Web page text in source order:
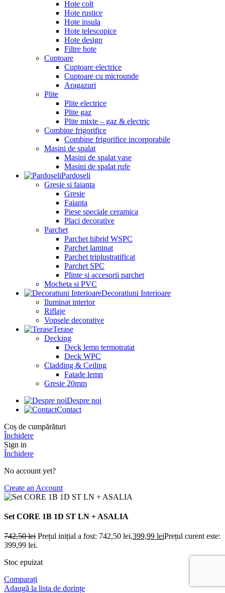
Hote colt
Hote rustice
Hote insula
Hote telescopice
Hote design
Filtre hote
Cuptoare
Cuptoare electrice
Cuptoare cu microunde
Aragazuri
Plite
Plite electrice
Plite gaz
Plite mixte – gaz & electric
Combine frigorifice
Combine frigorifice incorporabile
Masini de spalat
Masini de spalat vase
Masini de spalat rufe
Pardoseli
Gresie si faianta
Gresie
Faianta
Piese speciale ceramica
Placi decorative
Parchet
Parchet hibrid WSPC
Parchet laminat
Parchet triplustratificat
Parchet SPC
Plinte si accesorii parchet
Mocheta si PVC
Decoratiuni Interioare
Iluminat interior
Riflaje
Vopsele decorative
Terase
Decking
Deck lemn termotratat
Deck WPC
Cladding & Ceiling
Fatade lemn
Gresie 20mm
Despre noi
Contact
Coș de cumpărături
Închidere
Sign in
Închidere
No account yet?
Create an Account
Set CORE 1B 1D ST LN + ASALIA
742,50lei Prețul inițial a fost: 742,50 lei.399,99 leiPrețul curent este:
399,99 lei.
Stoc epuizat
Comparați
Adaugă la lista de dorințe